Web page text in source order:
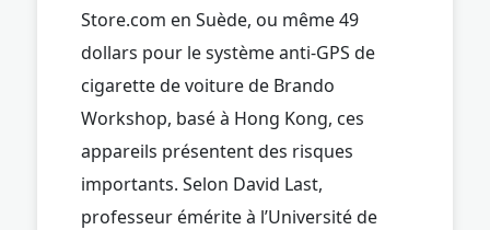
Store.com en Suède, ou même 49
dollars pour le système anti-GPS de
cigarette de voiture de Brando
Workshop, basé à Hong Kong, ces
appareils présentent des risques
importants. Selon David Last,
professeur émérite à l’Université de